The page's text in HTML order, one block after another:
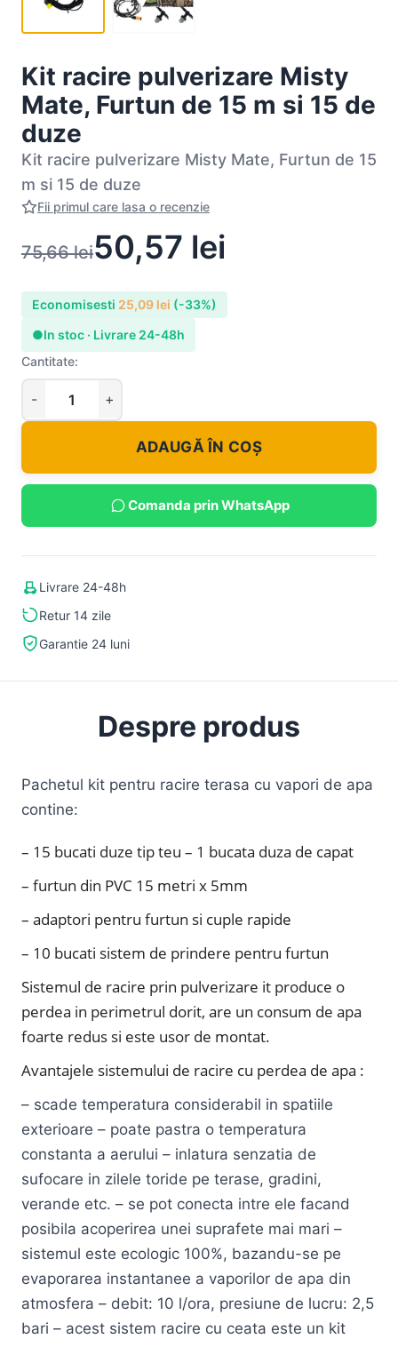
Kit racire pulverizare Misty
Mate, Furtun de 15 m si 15 de
duze
Kit racire pulverizare Misty Mate, Furtun de 15
m si 15 de duze
Fii primul care lasa o recenzie
75,66lei50,57 lei
Economisesti 25,09 lei (-33%)
●In stoc · Livrare 24-48h
Cantitate:
ADAUGĂ ÎN COȘ
Comanda prin WhatsApp
Livrare 24-48h
Retur 14 zile
Garantie 24 luni
Despre produs
Pachetul kit pentru racire terasa cu vapori de apa
contine:
– 15 bucati duze tip teu – 1 bucata duza de capat
– furtun din PVC 15 metri x 5mm
– adaptori pentru furtun si cuple rapide
– 10 bucati sistem de prindere pentru furtun
Sistemul de racire prin pulverizare it produce o
perdea in perimetrul dorit, are un consum de apa
foarte redus si este usor de montat.
Avantajele sistemului de racire cu perdea de apa :
– scade temperatura considerabil in spatiile
exterioare – poate pastra o temperatura
constanta a aerului – inlatura senzatia de
sufocare in zilele toride pe terase, gradini,
verande etc. – se pot conecta intre ele facand
posibila acoperirea unei suprafete mai mari –
sistemul este ecologic 100%, bazandu-se pe
evaporarea instantanee a vaporilor de apa din
atmosfera – debit: 10 l/ora, presiune de lucru: 2,5
bari – acest sistem racire cu ceata este un kit